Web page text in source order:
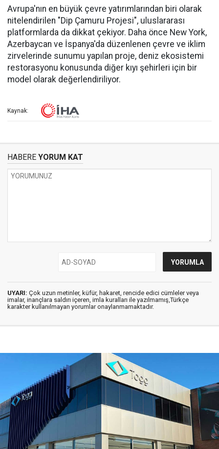
Avrupa'nın en büyük çevre yatırımlarından biri olarak
nitelendirilen "Dip Çamuru Projesi", uluslararası
platformlarda da dikkat çekiyor. Daha önce New York,
Azerbaycan ve İspanya'da düzenlenen çevre ve iklim
zirvelerinde sunumu yapılan proje, deniz ekosistemi
restorasyonu konusunda diğer kıyı şehirleri için bir
model olarak değerlendiriliyor.
Kaynak:
HABERE YORUM KAT
UYARI: Çok uzun metinler, küfür, hakaret, rencide edici cümleler veya
imalar, inançlara saldırı içeren, imla kuralları ile yazılmamış,Türkçe
karakter kullanılmayan yorumlar onaylanmamaktadır.